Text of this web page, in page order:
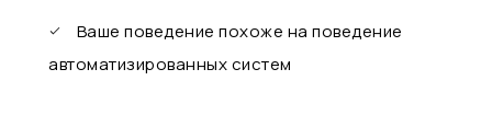
Ваше поведение похоже на поведение
автоматизированных систем